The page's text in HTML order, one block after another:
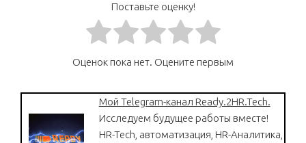
Поставьте оценку!
Оценок пока нет. Оцените первым
Мой Telegram-канал Ready.2HR.Tech.
Исследуем будущее работы вместе!
HR-Tech, автоматизация, HR-Аналитика,